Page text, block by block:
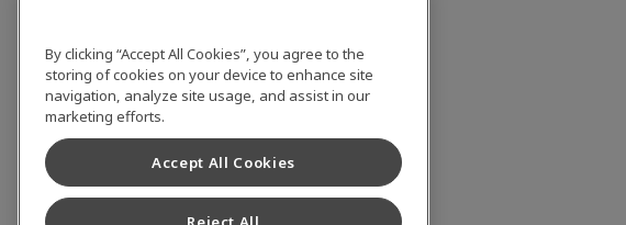
By clicking “Accept All Cookies”, you agree to the
storing of cookies on your device to enhance site
navigation, analyze site usage, and assist in our
marketing efforts.
Accept All Cookies